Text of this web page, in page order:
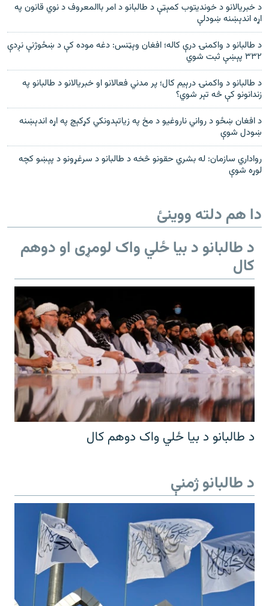
د خبریالانو د خوندیتوب کمېټې د طالبانو د امر باالمعروف د نوي قانون په
اړه اندېښنه ښودلې
د طالبانو د واکمنۍ درې کاله؛ افغان وېټنس: دغه موده کې د ښځوژنې نږدې
۳۳۲ پېښې ثبت شوي
د طالبانو د واکمنۍ درېيم کال؛ پر مدني فعالانو او خبریالانو د طالبانو په
زندانونو کې څه تېر شوي؟
د افغان ښځو د رواني ناروغیو د مخ په زیاتېدونکي کړکېچ په اړه اندېښنه
ښودل شوې
رواداري سازمان: له بشري حقونو څخه د طالبانو د سرغړونو د پېښو کچه
لوړه شوې
دا هم دلته ووینئ
د طالبانو د بیا ځلي واک لومړی او دوهم
کال
د طالبانو د بیا ځلي واک دوهم کال
د طالبانو ژمنې